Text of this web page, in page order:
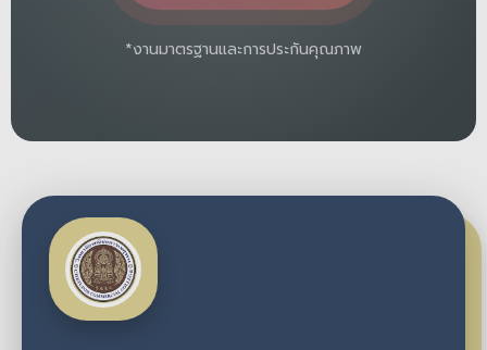
*งานมาตรฐานและการประกันคุณภาพ